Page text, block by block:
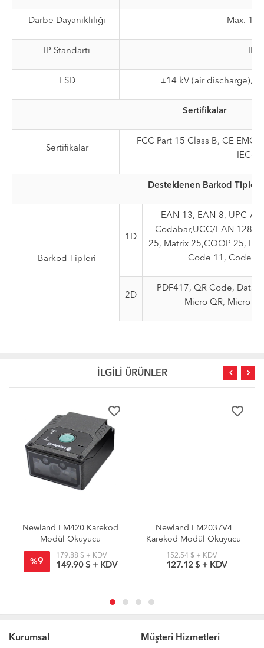
Darbe Dayanıklılığı Max.
IP Standartı
ESD ±14 kV (air discharge),
Sertifikalar
Sertifikalar
FCC Part 15 Class B, CE EMC
Desteklenen Barkod Tipleri
Barkod Tipleri
1D
EAN-13, EAN-8, UPC-
Codabar,UCC/EAN 128,
25, Matrix 25,COOP 25,
Code 11, Code
2D
PDF417, QR Code, Data
Micro QR, Micro
İLGİLİ ÜRÜNLER
favorite_border
Newland FM420 Karekod
Modül Okuyucu
%9
179.88 $ + KDV
149.90 $ + KDV
favorite_border
Newland EM2037V4
Karekod Modül Okuyucu
152.54 $ + KDV
127.12 $ + KDV
Kurumsal Müşteri Hizmetleri